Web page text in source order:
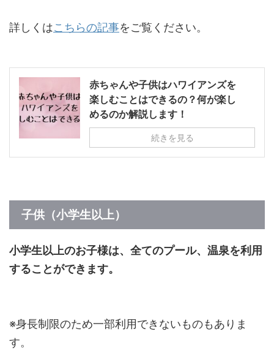
詳しくはこちらの記事をご覧ください。
赤ちゃんや子供はハワイアンズを
楽しむことはできるの？何が楽し
めるのか解説します！
続きを見る
子供（小学生以上）
小学生以上のお子様は、全てのプール、温泉を利用
することができます。
※身長制限のため一部利用できないものもありま
す。